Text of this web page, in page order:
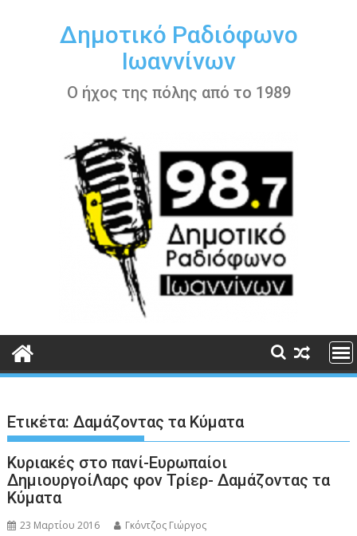
περιεχόμενοΔημοτικό Ραδιόφωνο
Ιωαννίνων
Ο ήχος της πόλης από το 1989
Ετικέτα:Δαμάζοντας τα Κύματα
Κυριακές στο πανί-Ευρωπαίοι
ΔημιουργοίΛαρς φον Τρίερ- Δαμάζοντας τα
Κύματα
23 Μαρτίου 2016 Γκόντζος Γιώργος